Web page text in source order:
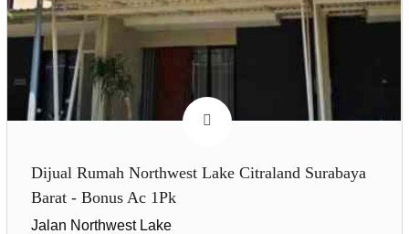
Dijual Rumah Northwest Lake Citraland Surabaya
Barat - Bonus Ac 1Pk
Jalan Northwest Lake